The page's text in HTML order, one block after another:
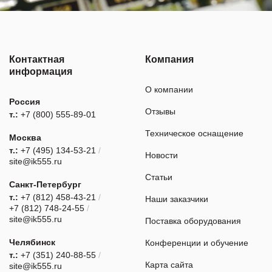
Контактная
информация
Россия
т.: +7 (800) 555-89-01
Москва
т.: +7 (495) 134-53-21 /
site@ik555.ru
Санкт-Петербург
т.: +7 (812) 458-43-21 /
+7 (812) 748-24-55 /
site@ik555.ru
Челябинск
т.: +7 (351) 240-88-55 /
site@ik555.ru
Компания
О компании
Отзывы
Техническое оснащение
Новости
Статьи
Наши заказчики
Поставка оборудования
Конференции и обучение
Карта сайта